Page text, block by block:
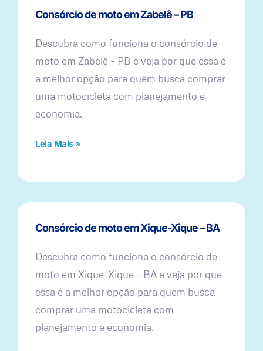
Consórcio de moto em Zabelê – PB
Descubra como funciona o consórcio de
moto em Zabelê – PB e veja por que essa é
a melhor opção para quem busca comprar
uma motocicleta com planejamento e
economia.
Leia Mais »
Consórcio de moto em Xique-Xique – BA
Descubra como funciona o consórcio de
moto em Xique-Xique – BA e veja por que
essa é a melhor opção para quem busca
comprar uma motocicleta com
planejamento e economia.